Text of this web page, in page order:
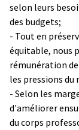
selon leurs
des budgets;
- Tout en
équitable, nous
rémunération
les pressions du
- Selon les
d'améliorer
du corps